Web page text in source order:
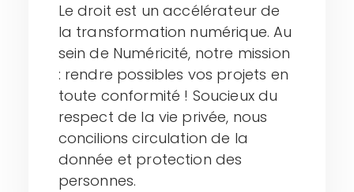
Le droit est un accélérateur de
la transformation numérique. Au
sein de Numéricité, notre mission
: rendre possibles vos projets en
toute conformité ! Soucieux du
respect de la vie privée, nous
concilions circulation de la
donnée et protection des
personnes.